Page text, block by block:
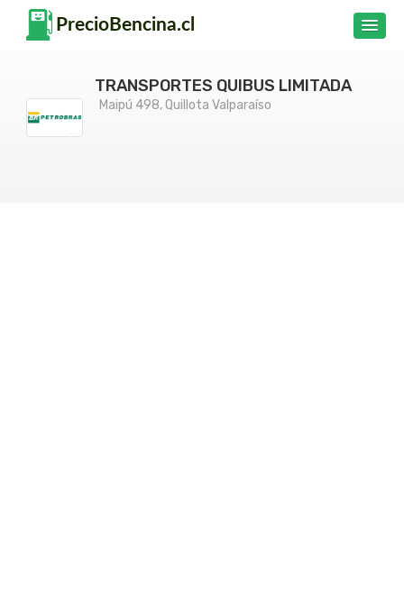
TRANSPORTES QUIBUS LIMITADA
Maipú 498, Quillota Valparaíso